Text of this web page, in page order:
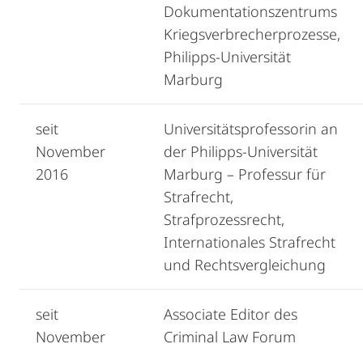
Dokumentationszentrums
Kriegsverbrecherprozesse,
Philipps-Universität
Marburg
seit
November
2016
Universitätsprofessorin an
der Philipps-Universität
Marburg – Professur für
Strafrecht,
Strafprozessrecht,
Internationales Strafrecht
und Rechtsvergleichung
seit
November
Associate Editor des
Criminal Law Forum